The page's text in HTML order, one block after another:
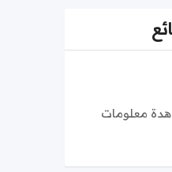
معلومات